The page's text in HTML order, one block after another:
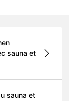
sauna et
sauna et